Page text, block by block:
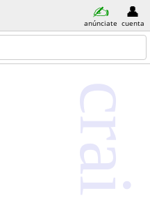
anúnciate cuenta